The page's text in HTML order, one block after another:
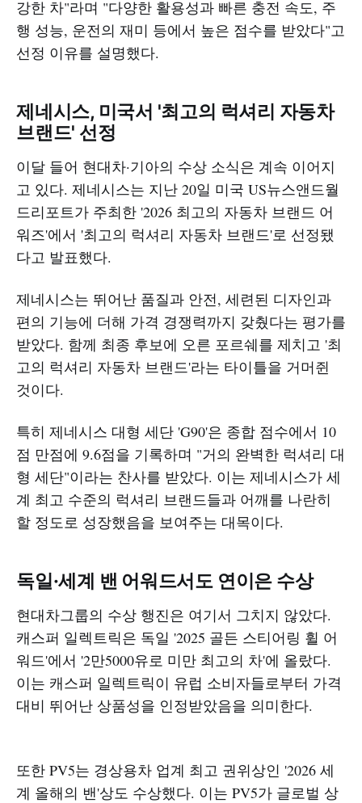
강한 차"라며 "다양한 활용성과 빠른 충전 속도, 주
행 성능, 운전의 재미 등에서 높은 점수를 받았다"고
선정 이유를 설명했다.
제네시스, 미국서 '최고의 럭셔리 자동차
브랜드' 선정
이달 들어 현대차·기아의 수상 소식은 계속 이어지
고 있다. 제네시스는 지난 20일 미국 US뉴스앤드월
드리포트가 주최한 '2026 최고의 자동차 브랜드 어
워즈'에서 '최고의 럭셔리 자동차 브랜드'로 선정됐
다고 발표했다.
제네시스는 뛰어난 품질과 안전, 세련된 디자인과
편의 기능에 더해 가격 경쟁력까지 갖췄다는 평가를
받았다. 함께 최종 후보에 오른 포르쉐를 제치고 '최
고의 럭셔리 자동차 브랜드'라는 타이틀을 거머쥔
것이다.
특히 제네시스 대형 세단 'G90'은 종합 점수에서 10
점 만점에 9.6점을 기록하며 "거의 완벽한 럭셔리 대
형 세단"이라는 찬사를 받았다. 이는 제네시스가 세
계 최고 수준의 럭셔리 브랜드들과 어깨를 나란히
할 정도로 성장했음을 보여주는 대목이다.
독일·세계 밴 어워드서도 연이은 수상
현대차그룹의 수상 행진은 여기서 그치지 않았다.
캐스퍼 일렉트릭은 독일 '2025 골든 스티어링 휠 어
워드'에서 '2만5000유로 미만 최고의 차'에 올랐다.
이는 캐스퍼 일렉트릭이 유럽 소비자들로부터 가격
대비 뛰어난 상품성을 인정받았음을 의미한다.
또한 PV5는 경상용차 업계 최고 권위상인 '2026 세
계 올해의 밴'상도 수상했다. 이는 PV5가 글로벌 상